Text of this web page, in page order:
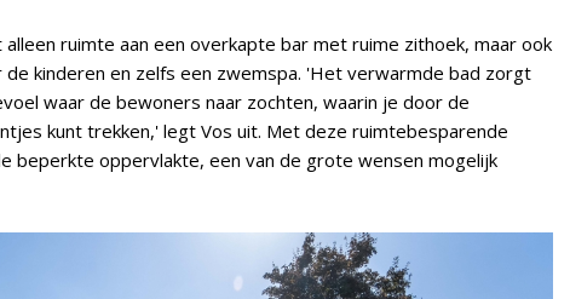
ruimte aan een overkapte bar met ruime zithoek, maar ook
de kinderen en zelfs een zwemspa. 'Het verwarmde bad zorgt
waar de bewoners naar zochten, waarin je door de
kunt trekken,' legt Vos uit. Met deze ruimtebesparende
beperkte oppervlakte, een van de grote wensen mogelijk